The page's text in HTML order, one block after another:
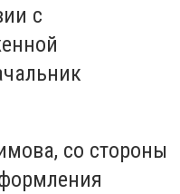
с
со стороны